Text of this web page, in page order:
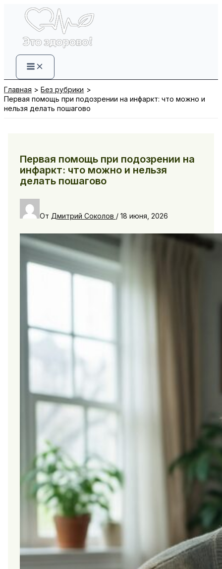
Перейти
содержимому
Главная
Без рубрики
Первая помощь при подозрении на инфаркт: что можно и
нельзя делать пошагово
Первая помощь при подозрении на
инфаркт: что можно и нельзя
делать пошагово
От Дмитрий Соколов / 18 июня, 2026